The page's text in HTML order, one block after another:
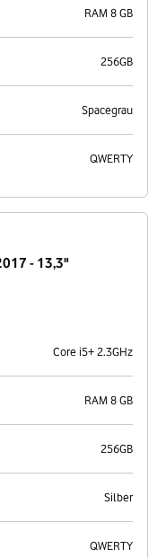
RAM 8 GB
256GB
Spacegrau
QWERTY
- 13,3"
Core i5+ 2.3GHz
RAM 8 GB
256GB
Silber
QWERTY